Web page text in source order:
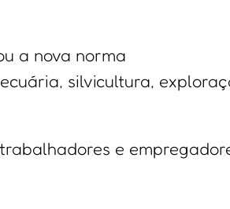
a nova norma
silvicultura,
e